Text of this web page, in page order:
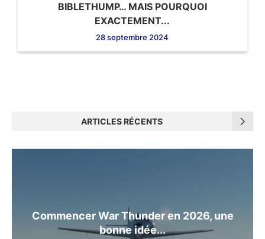
BIBLETHUMP… MAIS POURQUOI
EXACTEMENT...
28 septembre 2024
ARTICLES RÉCENTS
Commencer War Thunder en 2026, une
bonne idée...